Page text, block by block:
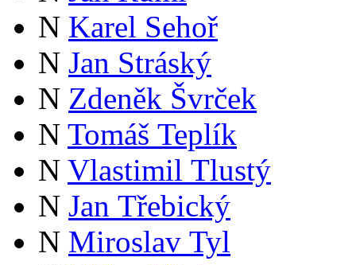
N Karel Sehoř
N Jan Stráský
N Zdeněk Švrček
N Tomáš Teplík
N Vlastimil Tlustý
N Jan Třebický
N Miroslav Tyl